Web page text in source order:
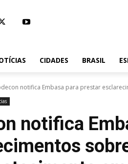
CIDADES BRASIL
notifica Embasa para prestar
notifica